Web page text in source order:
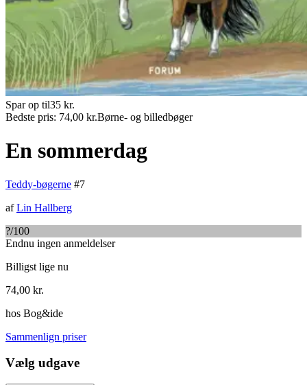
Spar op til35 kr.
Bedste pris: 74,00 kr.Børne- og billedbøger
En sommerdag
Teddy-bøgerne #7
afLin Hallberg
?/100
Endnu ingen anmeldelser
Billigst lige nu
74,00 kr.
hos Bog&ide
Sammenlign priser
Vælg udgave